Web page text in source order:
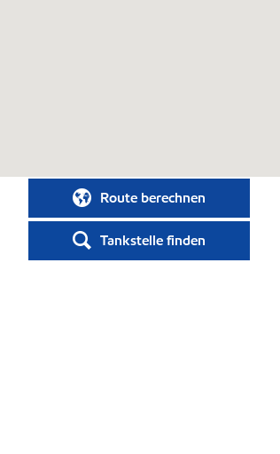
Route berechnen
Tankstelle finden